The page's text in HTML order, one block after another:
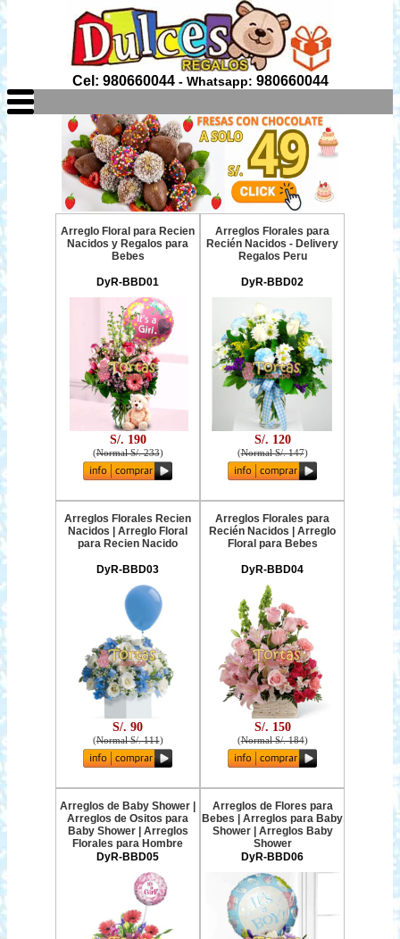
Cel: 980660044- Whatsapp: 980660044
Arreglo Floral para Recien
Nacidos y Regalos para
Bebes
DyR-BBD01
S/. 190
(Normal S/. 233)
Arreglos Florales para
Recién Nacidos - Delivery
Regalos Peru
DyR-BBD02
S/. 120
(Normal S/. 147)
Arreglos Florales Recien
Nacidos | Arreglo Floral
para Recien Nacido
DyR-BBD03
S/. 90
(Normal S/. 111)
Arreglos Florales para
Recién Nacidos | Arreglo
Floral para Bebes
DyR-BBD04
S/. 150
(Normal S/. 184)
Arreglos de Baby Shower |
Arreglos de Ositos para
Baby Shower | Arreglos
Florales para Hombre
DyR-BBD05
Arreglos de Flores para
Bebes | Arreglos para Baby
Shower | Arreglos Baby
Shower
DyR-BBD06